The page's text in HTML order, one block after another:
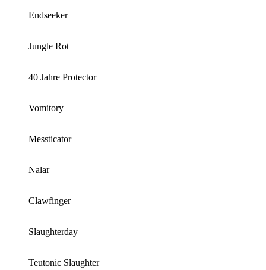
Endseeker
Jungle Rot
40 Jahre Protector
Vomitory
Messticator
Nalar
Clawfinger
Slaughterday
Teutonic Slaughter